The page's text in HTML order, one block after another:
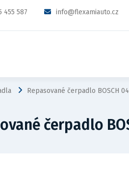
455 587 info@flexamiauto.cz
Repasované čerpadlo BOSCH
čerpadlo